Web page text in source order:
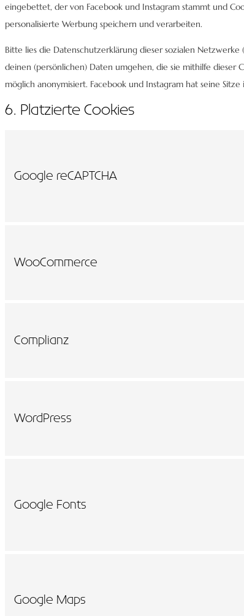
eingebettet, der von Facebook und Instagram stammt und
personalisierte Werbung speichern und verarbeiten.
Bitte lies die Datenschutzerklärung dieser sozialen
deinen (persönlichen) Daten umgehen, die sie mithilfe
möglich anonymisiert. Facebook und Instagram hat seine
6. Platzierte Cookies
Google reCAPTCHA
WooCommerce
Complianz
WordPress
Google Fonts
Google Maps